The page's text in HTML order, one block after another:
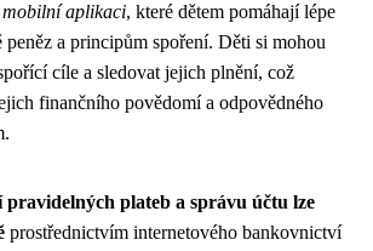
mobilní aplikaci, které dětem pomáhají lépe
peněz a principům spoření. Děti si mohou
cíle a sledovat jejich plnění, což
finančního povědomí a odpovědného
pravidelných plateb a správu účtu lze
prostřednictvím internetového bankovnictví